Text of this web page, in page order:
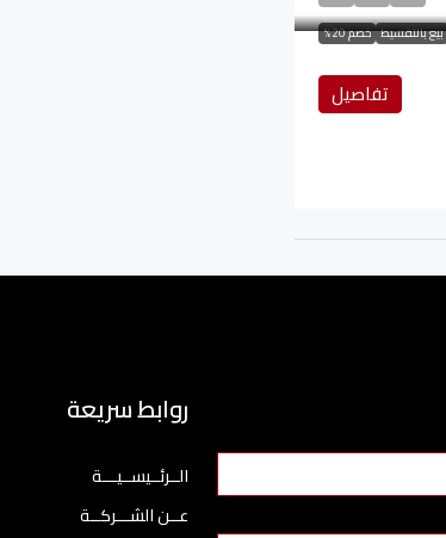
بيع بالتقسيط خصم 20%
تفاصيل
روابط سريعة
الــرئــيســيـــة
عــن الشـــركــة